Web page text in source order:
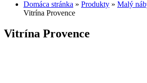
Domáca stránka » Produkty » Malý
Vitrína Provence
Vitrína Provence